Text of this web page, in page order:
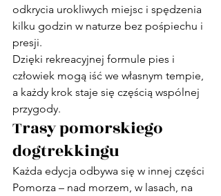
odkrycia urokliwych miejsc i spędzenia
kilku godzin w naturze bez pośpiechu i
presji.
Dzięki rekreacyjnej formule pies i
człowiek mogą iść we własnym tempie,
a każdy krok staje się częścią wspólnej
przygody.
Trasy pomorskiego
dogtrekkingu
Każda edycja odbywa się w innej części
Pomorza – nad morzem, w lasach, na